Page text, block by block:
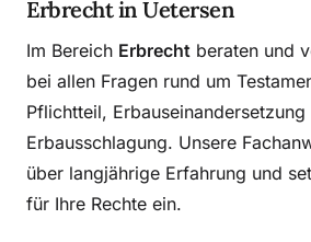
Erbrecht in Uetersen
Im Bereich Erbrecht beraten und
bei allen Fragen rund um
Pflichtteil, Erbauseinandersetzung
Erbausschlagung. Unsere
über langjährige Erfahrung und
für Ihre Rechte ein.